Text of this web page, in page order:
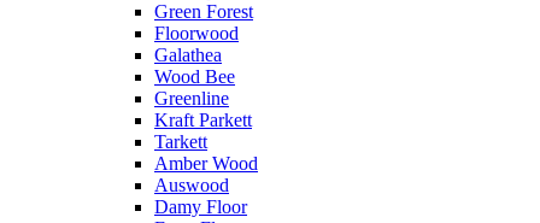
Green Forest
Floorwood
Galathea
Wood Bee
Greenline
Kraft Parkett
Tarkett
Amber Wood
Auswood
Damy Floor